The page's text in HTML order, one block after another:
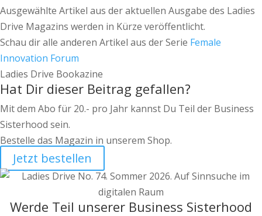
Ausgewählte Artikel aus der aktuellen Ausgabe des Ladies
Drive Magazins werden in Kürze veröffentlicht.
Schau dir alle anderen Artikel aus der Serie Female
Innovation Forum
Ladies Drive Bookazine
Hat Dir dieser Beitrag gefallen?
Mit dem Abo für 20.- pro Jahr kannst Du Teil der Business
Sisterhood sein.
Bestelle das Magazin in unserem Shop.
Jetzt bestellen
Werde Teil unserer Business Sisterhood